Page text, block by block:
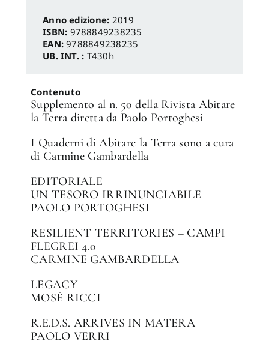
Anno edizione: 2019
ISBN: 9788849238235
EAN:9788849238235
UB. INT. : T430h
Contenuto
Supplemento al n. 50 della Rivista Abitare
la Terra diretta da Paolo Portoghesi
I Quaderni di Abitare la Terra sono a cura
di Carmine Gambardella
EDITORIALE
UN TESORO IRRINUNCIABILE
PAOLO PORTOGHESI
RESILIENT TERRITORIES – CAMPI
FLEGREI 4.0
CARMINE GAMBARDELLA
LEGACY
MOSÈ RICCI
R.E.D.S. ARRIVES IN MATERA
PAOLO VERRI